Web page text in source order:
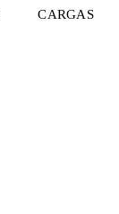
CARGAS